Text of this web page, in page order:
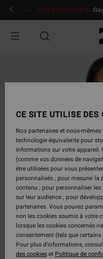
Passer
Se connecter / s'inscrire
JEU CONCOURS
CE SITE UTILISE DES
Nos partenaires et nous-
technologie équivalente pour
informations sur votre appareil.
(comme vos données de
être utilisées pour vous
personnalisés ; pour mesurer
contenu ; pour personnaliser
sur leur audience ; pour
partenaires. Vous pouvez
non les cookies soumis à votre
lorsque les cookies concernés
consentement (tels que certains
Pour plus d'informations,
des cookieset Politique de